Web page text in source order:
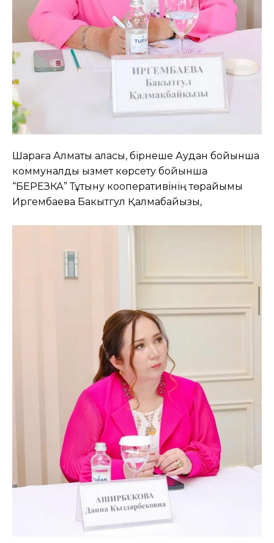
Шараға Алматы қаласы, бірнеше Аудан бойынша
коммуналдық қызмет көрсету бойынша
“БЕРЕЗКА” Тұтыну кооперативінің төрайымы
Иргембаева Бакытгул Қалмақбайқызы,